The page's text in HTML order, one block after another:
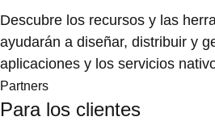
Descubre los recursos y las
ayudarán a diseñar, distribuir y
aplicaciones y los servicios
Partners
Para los clientes